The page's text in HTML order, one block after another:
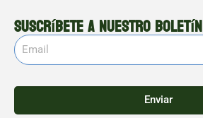
Suscríbete a nuestro boletín
Enviar